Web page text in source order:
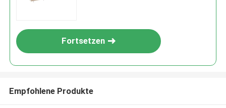
Fortsetzen
Empfohlene Produkte